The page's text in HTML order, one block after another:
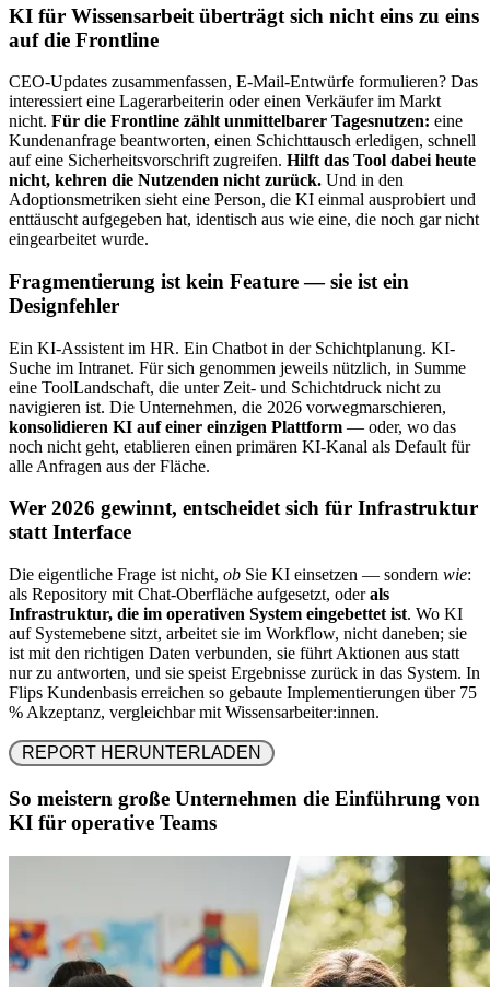
KI für Wissensarbeit überträgt sich nicht eins zu eins
auf die Frontline
CEO-Updates zusammenfassen, E-Mail-Entwürfe formulieren? Das
interessiert eine Lagerarbeiterin oder einen Verkäufer im Markt
nicht. Für die Frontline zählt unmittelbarer Tagesnutzen: eine
Kundenanfrage beantworten, einen Schichttausch erledigen, schnell
auf eine Sicherheitsvorschrift zugreifen. Hilft das Tool dabei heute
nicht, kehren die Nutzenden nicht zurück. Und in den
Adoptionsmetriken sieht eine Person, die KI einmal ausprobiert und
enttäuscht aufgegeben hat, identisch aus wie eine, die noch gar nicht
eingearbeitet wurde.
Fragmentierung ist kein Feature — sie ist ein
Designfehler
Ein KI-Assistent im HR. Ein Chatbot in der Schichtplanung. KI-
Suche im Intranet. Für sich genommen jeweils nützlich, in Summe
eine ToolLandschaft, die unter Zeit- und Schichtdruck nicht zu
navigieren ist. Die Unternehmen, die 2026 vorwegmarschieren,
konsolidieren KI auf einer einzigen Plattform — oder, wo das
noch nicht geht, etablieren einen primären KI-Kanal als Default für
alle Anfragen aus der Fläche.
Wer 2026 gewinnt, entscheidet sich für Infrastruktur
statt Interface
Die eigentliche Frage ist nicht, ob Sie KI einsetzen — sondern wie:
als Repository mit Chat-Oberfläche aufgesetzt, oderals
Infrastruktur, die im operativen System eingebettet ist. Wo KI
auf Systemebene sitzt, arbeitet sie im Workflow, nicht daneben; sie
ist mit den richtigen Daten verbunden, sie führt Aktionen aus statt
nur zu antworten, und sie speist Ergebnisse zurück in das System. In
Flips Kundenbasis erreichen so gebaute Implementierungen über 75
% Akzeptanz, vergleichbar mit Wissensarbeiter:innen.
So meistern große Unternehmen die Einführung von
KI für operative Teams